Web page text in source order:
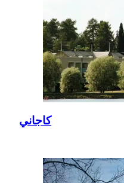
كاجاني